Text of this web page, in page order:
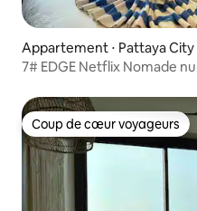
Appartement ⋅ Pattaya City
7# EDGE Netflix Nomade
Coup de cœur voyageurs
Coup de cœur voyageurs